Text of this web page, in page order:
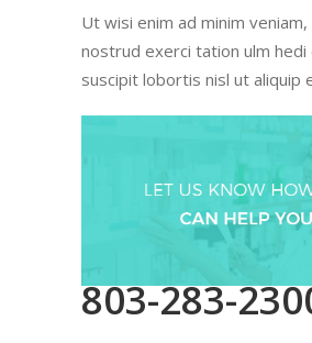
Ut wisi enim ad minim
nostrud exerci tation ulm
suscipit lobortis nisl ut aliquip
803-283-